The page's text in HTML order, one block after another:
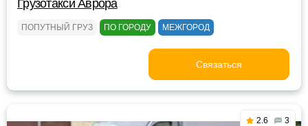
Грузотакси Аврора
ПОПУТНЫЙ ГРУЗ ПО ГОРОДУ МЕЖГОРОД
Связаться
2.6 3